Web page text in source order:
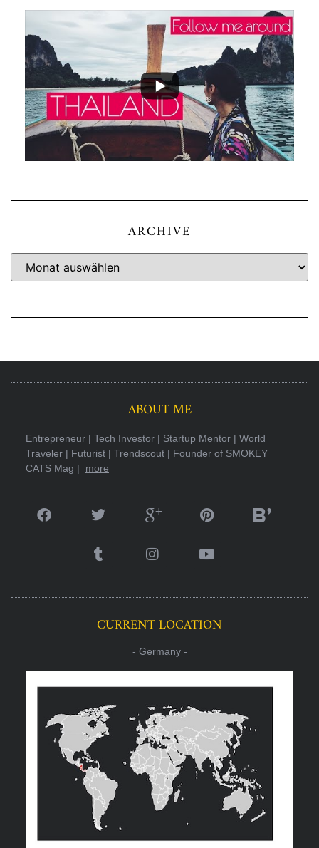
ARCHIVE
ABOUT ME
Entrepreneur | Tech Investor | Startup Mentor | World
Traveler | Futurist | Trendscout | Founder of SMOKEY
CATS Mag | more
CURRENT LOCATION
- Germany -